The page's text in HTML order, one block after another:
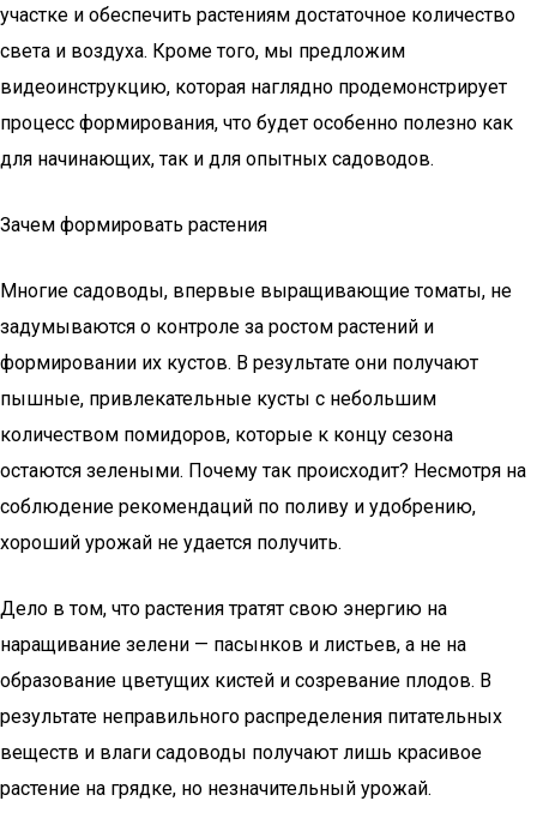
участке и обеспечить растениям достаточное количество
света и воздуха. Кроме того, мы предложим
видеоинструкцию, которая наглядно продемонстрирует
процесс формирования, что будет особенно полезно как
для начинающих, так и для опытных садоводов.
Зачем формировать растения
Многие садоводы, впервые выращивающие томаты, не
задумываются о контроле за ростом растений и
формировании их кустов. В результате они получают
пышные, привлекательные кусты с небольшим
количеством помидоров, которые к концу сезона
остаются зелеными. Почему так происходит? Несмотря на
соблюдение рекомендаций по поливу и удобрению,
хороший урожай не удается получить.
Дело в том, что растения тратят свою энергию на
наращивание зелени — пасынков и листьев, а не на
образование цветущих кистей и созревание плодов. В
результате неправильного распределения питательных
веществ и влаги садоводы получают лишь красивое
растение на грядке, но незначительный урожай.